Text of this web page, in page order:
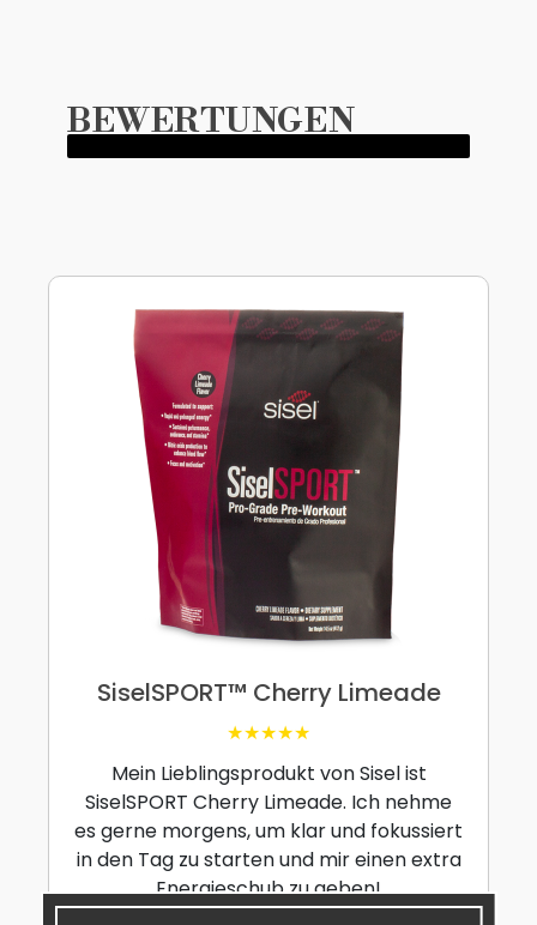
BEWERTUNGEN
SiselSPORT™ Cherry Limeade
★★★★★
Mein Lieblingsprodukt von Sisel ist
SiselSPORT Cherry Limeade. Ich nehme
es gerne morgens, um klar und fokussiert
in den Tag zu starten und mir einen extra
Energieschub zu geben!